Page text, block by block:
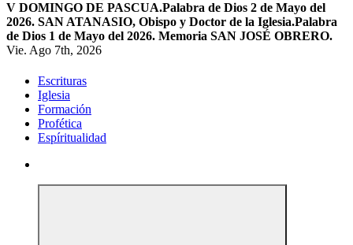
V DOMINGO DE PASCUA.Palabra de Dios 2 de Mayo del
2026. SAN ATANASIO, Obispo y Doctor de la Iglesia.Palabra
de Dios 1 de Mayo del 2026. Memoria SAN JOSÉ OBRERO.
Vie. Ago 7th, 2026
Escrituras
Iglesia
Formación
Profética
Espíritualidad